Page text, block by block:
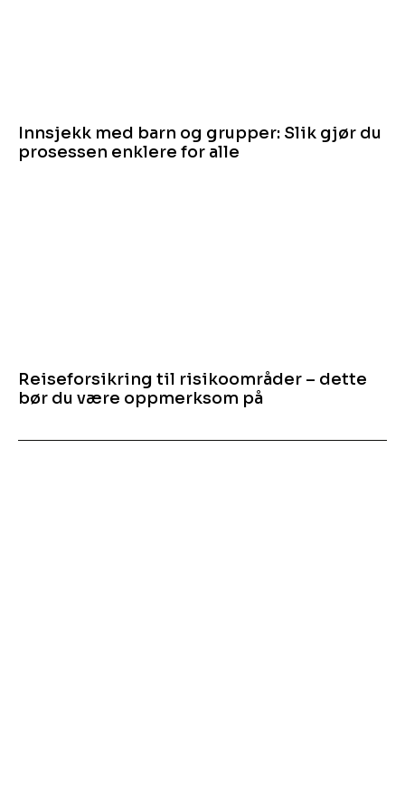
Innsjekk med barn og grupper: Slik gjør du
prosessen enklere for alle
Reiseforsikring til risikoområder – dette
bør du være oppmerksom på